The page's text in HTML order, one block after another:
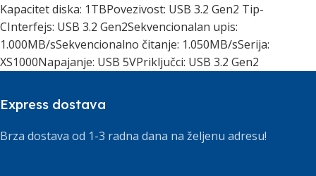
Kapacitet diska: 1TBPovezivost: USB 3.2 Gen2 Tip-
CInterfejs: USB 3.2 Gen2Sekvencionalan upis:
1.000MB/sSekvencionalno čitanje: 1.050MB/sSerija:
XS1000Napajanje: USB 5VPriključci: USB 3.2 Gen2
Express dostava
Brza dostava od 1-3 radna dana na željenu adresu!